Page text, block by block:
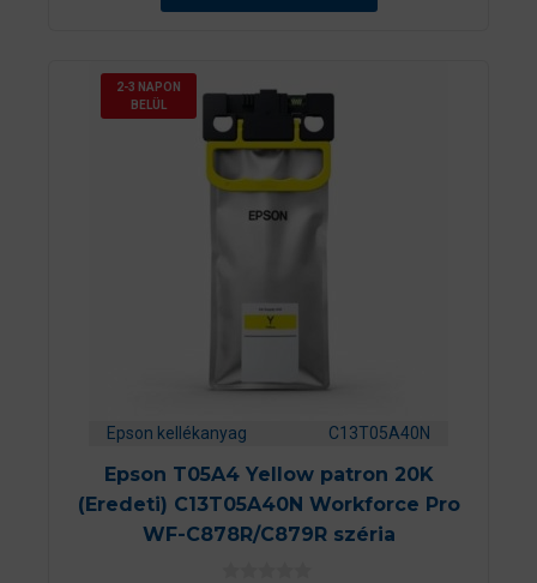
2-3 NAPON
BELÜL
Epson kellékanyag C13T05A40N
Epson T05A4 Yellow patron 20K
(Eredeti) C13T05A40N Workforce Pro
WF-C878R/C879R széria